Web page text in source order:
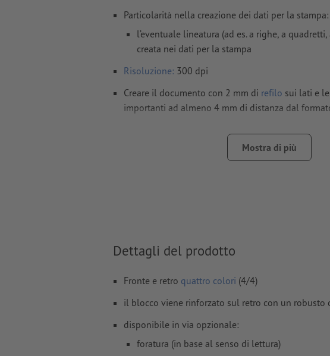
Particolarità nella creazione dei dati per la stampa:
l’eventuale lineatura (ad es. a righe, a
creata nei dati per la stampa
Risoluzione: 300 dpi
Creare il documento con 2 mm di refilo sui lati e
importanti ad almeno 4 mm di distanza dal
Mostra di più
Dettagli del prodotto
Fronte e retro quattro colori (4/4)
il blocco viene rinforzato sul retro con un robusto
disponibile in via opzionale:
foratura (in base al senso di lettura)